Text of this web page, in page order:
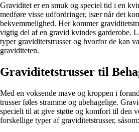
Graviditet er en smuk og speciel tid i en
medføre visse udfordringer, især når det
bekvemmelighed. Her kommer
vigtig del af en gravid kvindes garderobe.
typer graviditetstrusser og hvorfor de kan
graviditeten.
Graviditetstrusser til
Med en voksende mave og kroppen i
trusser føles stramme og ubehagelige.
specielt til at give støtte og komfort til den
forskellige typer af graviditetstrusser, såsom: